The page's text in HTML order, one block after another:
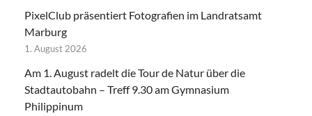
PixelClub präsentiert Fotografien im Landratsamt
Marburg
1. August 2026
Am 1. August radelt die Tour de Natur über die
Stadtautobahn – Treff 9.30 am Gymnasium
Philippinum